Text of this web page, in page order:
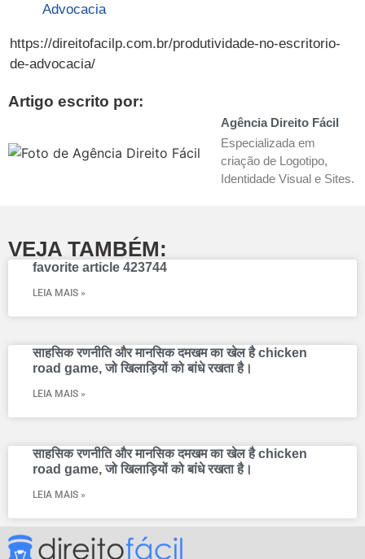
Advocacia
https://direitofacilp.com.br/produtividade-no-escritorio-
de-advocacia/
Artigo escrito por:
Agência Direito Fácil
Especializada em
criação de Logotipo,
Identidade Visual e Sites.
VEJA TAMBÉM:
favorite article 423744
LEIA MAIS »
साहसिक रणनीति और मानसिक दमखम का खेल है chicken
road game, जो खिलाड़ियों को बांधे रखता है।
LEIA MAIS »
साहसिक रणनीति और मानसिक दमखम का खेल है chicken
road game, जो खिलाड़ियों को बांधे रखता है।
LEIA MAIS »